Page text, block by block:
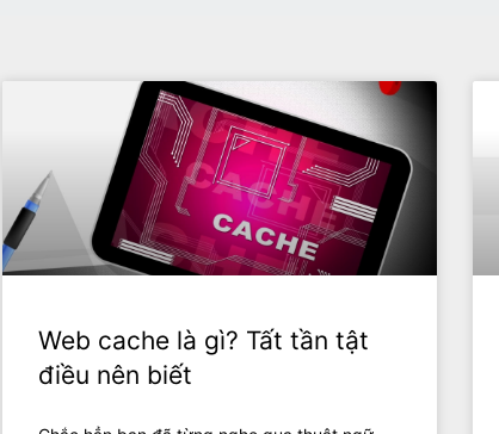
Web cache là gì? Tất tần tật
điều nên biết